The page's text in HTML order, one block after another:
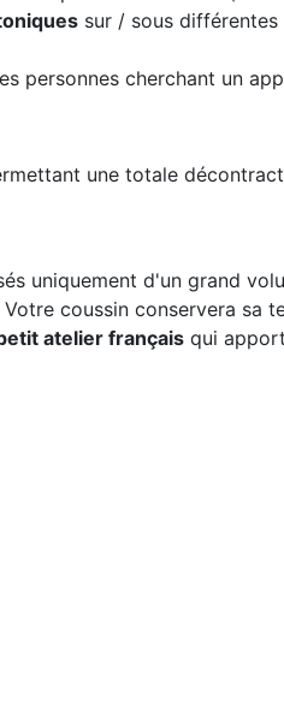
sur / sous
personnes cherchant un
une totale
uniquement d'un grand
coussin conservera sa
atelier français qui